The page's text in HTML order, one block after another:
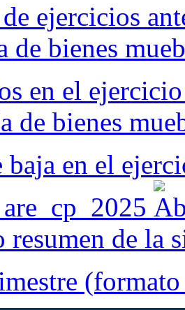
de ejercicios
de bienes
en el
de bienes
baja en el
resumen de la